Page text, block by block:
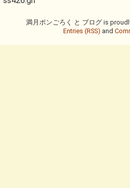
満月ポンごろく と ブログ is
Entries (RSS) and